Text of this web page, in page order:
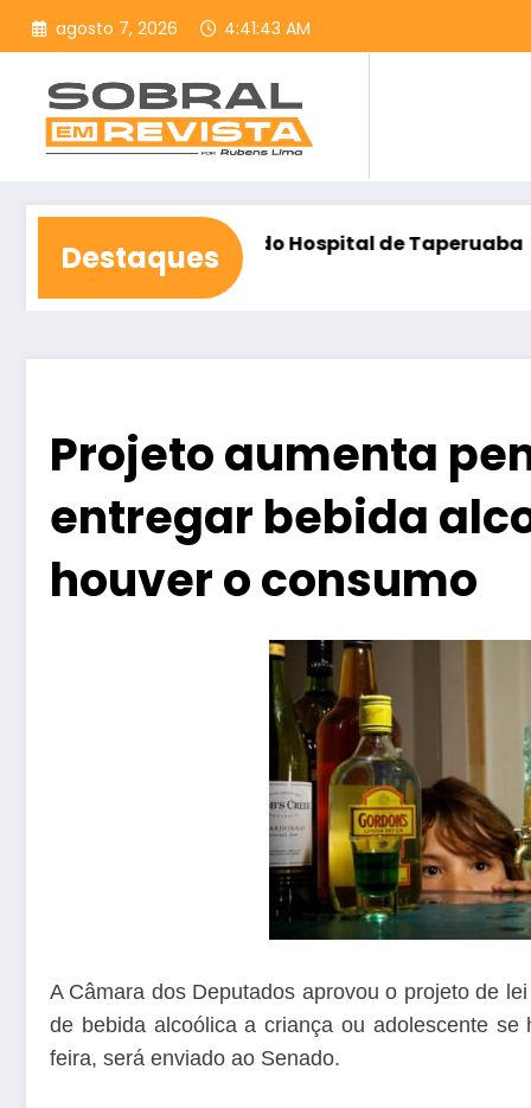
Pular
para
conteúdo
agosto 7, 2026 4:41:45 AM
Destaques
do Hospital de Taperuaba
Projeto aumenta
entregar bebida
houver o consumo
A Câmara dos Deputados aprovou o projeto de
de bebida alcoólica a criança ou adolescente
feira, será enviado ao Senado.